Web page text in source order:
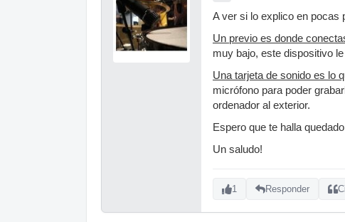
A ver si lo explico en pocas
Un previo es donde
muy bajo, este dispositivo
Una tarjeta de sonido es lo
micrófono para poder
ordenador al exterior.
Espero que te halla
Un saludo!
1 Responder